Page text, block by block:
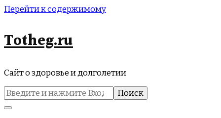
Перейти к содержимому
Totheg.ru
Сайт о здоровье и долголетии
Найти: